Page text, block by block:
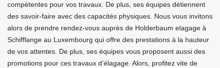
compétentes pour vos travaux. De plus, ses équipes détiennent
des savoir-faire avec des capacités physiques. Nous vous invitons
alors de prendre rendez-vous auprès de Holderbaum elagage à
Schifflange au Luxembourg qui offre des prestations à la hauteur
de vos attentes. De plus, ses équipes vous proposent aussi des
promotions pour ces travaux d’élagage. Alors, profitez vite de